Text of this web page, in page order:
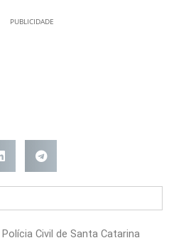
PUBLICIDADE
Polícia Civil de Santa Catarina